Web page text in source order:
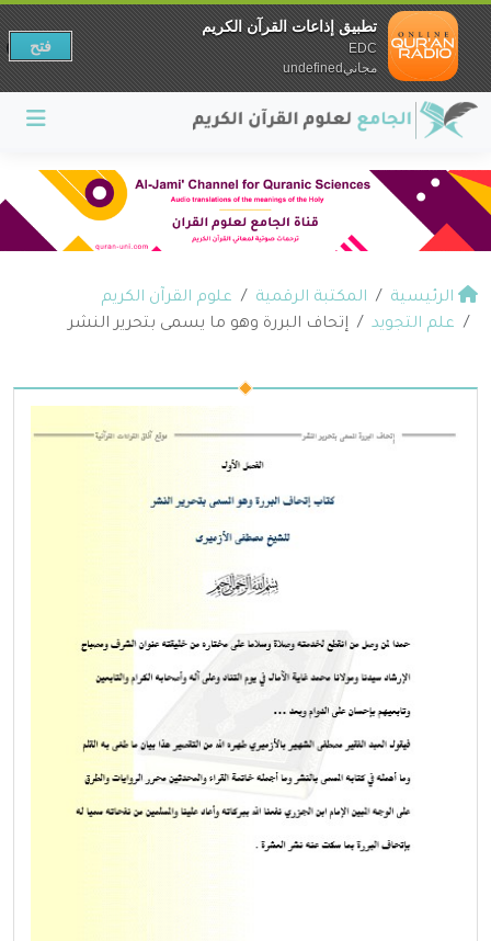
الرئيسية المكتبة الرقمية
علوم القرآن الكريم
علم التجويد
إتحاف البررة وهو ما يسمى بتحرير النشر
تطبيق إذاعات القرآن الكريم
EDC
مجانيundefined
فتح